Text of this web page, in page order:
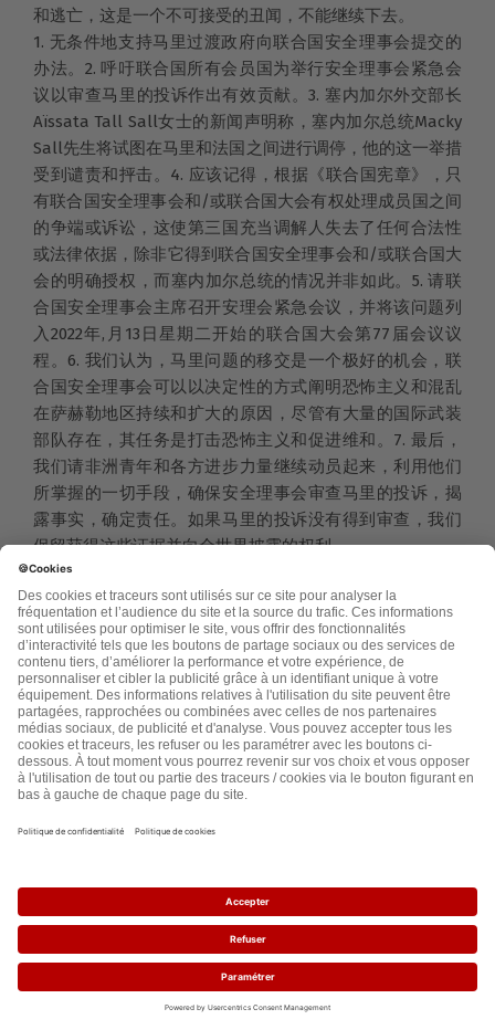
和逃亡，这是一个不可接受的丑闻，不能继续下去。
1. 无条件地支持马里过渡政府向联合国安全理事会提交的
办法。2. 呼吁联合国所有会员国为举行安全理事会紧急会
议以审查马里的投诉作出有效贡献。3. 塞内加尔外交部长
Aïssata Tall Sall女士的新闻声明称，塞内加尔总统Macky
Sall先生将试图在马里和法国之间进行调停，他的这一举措
受到谴责和抨击。4. 应该记得，根据《联合国宪章》，只
有联合国安全理事会和/或联合国大会有权处理成员国之间
的争端或诉讼，这使第三国充当调解人失去了任何合法性
或法律依据，除非它得到联合国安全理事会和/或联合国大
会的明确授权，而塞内加尔总统的情况并非如此。5. 请联
合国安全理事会主席召开安理会紧急会议，并将该问题列
入2022年,月13日星期二开始的联合国大会第77届会议议
程。6. 我们认为，马里问题的移交是一个极好的机会，联
合国安全理事会可以以决定性的方式阐明恐怖主义和混乱
在萨赫勒地区持续和扩大的原因，尽管有大量的国际武装
部队存在，其任务是打击恐怖主义和促进维和。7. 最后，
我们请非洲青年和各方进步力量继续动员起来，利用他们
所掌握的一切手段，确保安全理事会审查马里的投诉，揭
露事实，确定责任。如果马里的投诉没有得到审查，我们
保留获得这些证据并向全世界披露的权利。
ESPAGNOL:
MANIFIESTO DE LAS ORGANIZACIONES DE LA SOCIEDAD
CIVIL Y DE LA DIÁSPORA DE LOS 15 PAÍSES AFRICANOS
FRANCÓFONOS En apoyo de la denuncia presentada
por el Gobierno de Transición de Malí contra el Estado
francés ante el Consejo de Seguridad de las Naciones
Unidas • Considerando la Declaración Universal de
Derechos Humanos de 1948 en sus artículos 01, 03, 04,
artículo 1 los propósitos de la organización, a saber :-
Mantener la paz y la seguridad internacionales ;-
Desarrollar relaciones amistosas entre las naciones
basadas en el respeto al principio de igualdad de
derechos y autodeterminación de los pueblos;-Lograr